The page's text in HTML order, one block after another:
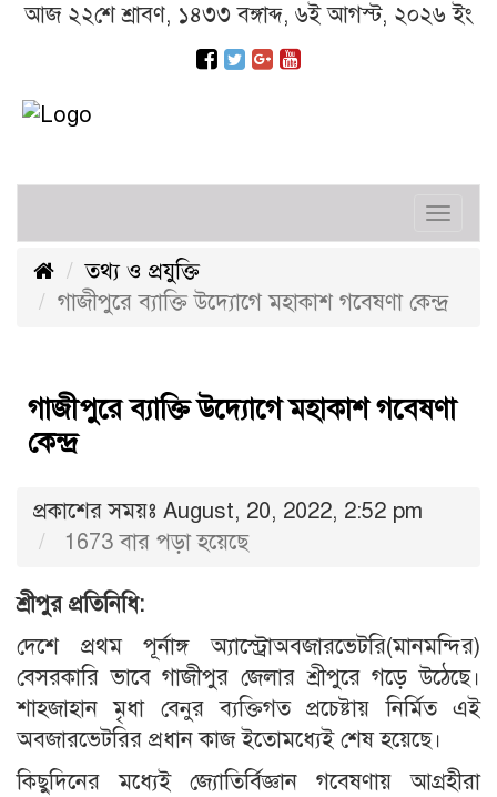
আজ ২২শে শ্রাবণ, ১৪৩৩ বঙ্গাব্দ, ৬ই আগস্ট, ২০২৬ ইং
তথ্য ও প্রযুক্তি
গাজীপুরে ব্যাক্তি উদ্যোগে মহাকাশ গবেষণা কেন্দ্র
গাজীপুরে ব্যাক্তি উদ্যোগে মহাকাশ গবেষণা
কেন্দ্র
প্রকাশের সময়ঃ August, 20, 2022, 2:52 pm
1673 বার পড়া হয়েছে
শ্রীপুর প্রতিনিধি:
দেশে প্রথম পূর্নাঙ্গ অ্যাস্ট্রোঅবজারভেটরি(মানমন্দির)
বেসরকারি ভাবে গাজীপুর জেলার শ্রীপুরে গড়ে উঠেছে।
শাহজাহান মৃধা বেনুর ব্যক্তিগত প্রচেষ্টায় নির্মিত এই
অবজারভেটরির প্রধান কাজ ইতোমধ্যেই শেষ হয়েছে।
কিছুদিনের মধ্যেই জ্যোতির্বিজ্ঞান গবেষণায় আগ্রহীরা